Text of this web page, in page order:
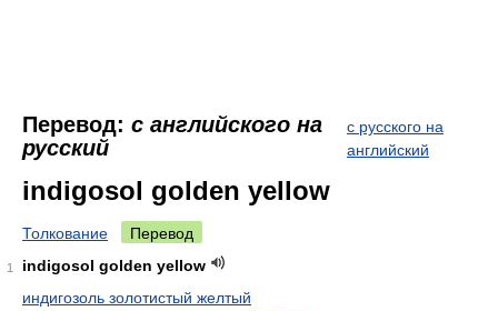
Перевод: с английского на
русский
с русского на
английский
indigosol golden yellow
Толкование Перевод
1
indigosol golden yellow
индигозоль золотистый желтый